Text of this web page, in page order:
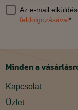
Az e-mail
feldolgozásával*
Minden a
Kapcsolat
Üzlet